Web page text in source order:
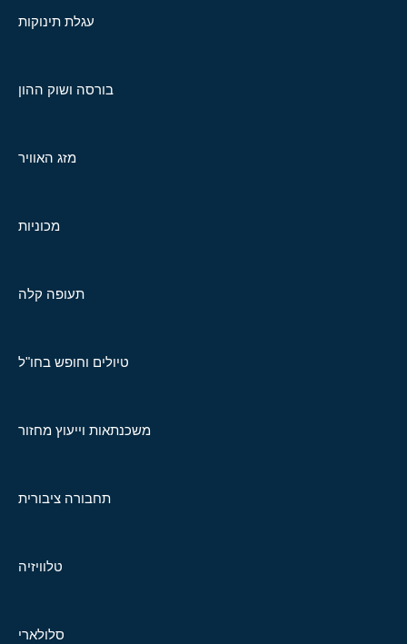
עגלת תינוקות
בורסה ושוק ההון
מזג האוויר
מכוניות
תעופה קלה
טיולים וחופש בחו"ל
משכנתאות וייעוץ מחזור
תחבורה ציבורית
טלוויזיה
סלולארי